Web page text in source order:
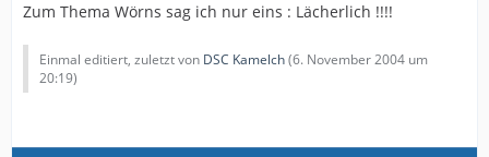
Zum Thema Wörns sag ich nur eins : Lächerlich !!!!
Einmal editiert, zuletzt von DSC Kamelch(6. November 2004 um
20:19)